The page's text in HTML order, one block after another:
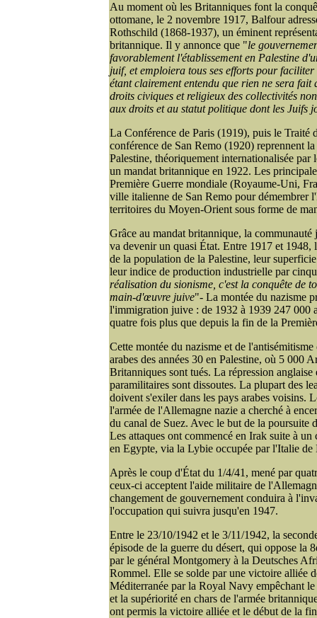
Au moment où les Britanniques font la
ottomane, le 2 novembre 1917, Balfour
Rothschild (1868-1937), un éminent
britannique. Il y annonce que "le
favorablement l'établissement en Palestine
juif, et emploiera tous ses efforts pour
étant clairement entendu que rien ne sera
droits civiques et religieux des collectivités
aux droits et au statut politique dont les Juifs
La Conférence de Paris (1919), puis le Traité
conférence de San Remo (1920) reprennent
Palestine, théoriquement internationalisée par
un mandat britannique en 1922. Les
Première Guerre mondiale (Royaume-Uni,
ville italienne de San Remo pour démembrer
territoires du Moyen-Orient sous forme de
Grâce au mandat britannique, la
va devenir un quasi État. Entre 1917 et 1948,
de la population de la Palestine, leur
leur indice de production industrielle par
réalisation du sionisme, c'est la conquête de
main-d'œuvre juive"- La montée du nazisme
l'immigration juive : de 1932 à 1939 247 000
quatre fois plus que depuis la fin de la
Cette montée du nazisme et de
arabes des années 30 en Palestine, où 5 000
Britanniques sont tués. La répression
paramilitaires sont dissoutes. La plupart des
doivent s'exiler dans les pays arabes voisins.
l'armée de l'Allemagne nazie a cherché à
du canal de Suez. Avec le but de la poursuite
Les attaques ont commencé en Irak suite à
en Egypte, via la Lybie occupée par l'Italie de
Après le coup d'État du 1/4/41, mené par
ceux-ci acceptent l'aide militaire de
changement de gouvernement conduira à
l'occupation qui suivra jusqu'en 1947.
Entre le 23/10/1942 et le 3/11/1942, la
épisode de la guerre du désert, qui oppose la
par le général Montgomery à la Deutsches
Rommel. Elle se solde par une victoire alliée
Méditerranée par la Royal Navy empêchant
et la supériorité en chars de l'armée
ont permis la victoire alliée et le début de la